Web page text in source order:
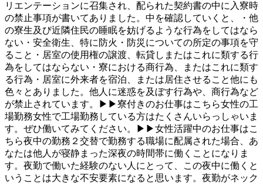
リエンテーションに召集され、配られた契約書の中に入寮時
の禁止事項が書いてありました。中を確認していくと、・他
の寮生及び近隣住民の睡眠を妨げるような行為をしてはなら
ない・安全衛生、特に防火・防災についての所定の事項を守
ること・居室の使用権の譲渡、転貸しまたはこれに類する行
為をしてはならない・寮における商行為、またはこれに類す
る行為・居室に外来者を宿泊、または居住させること他にも
色々とありました。他人に迷惑を及ぼす行為や、商行為など
が禁止されています。▶▶寮付きのお仕事はこちら女性の工
場勤務女性で工場勤務している方はたくさんいらっしゃいま
す。ぜひ働いてみてください。▶▶女性活躍中のお仕事はこ
ちら夜中の勤務２交替で勤務する職場に配属された場合、あ
なたは他人が寝静まった深夜の時間帯に働くことになりま
す。夜勤で働いた経験のない人にとって、この夜中に働くと
いうことは大きな不安要素になると思います。夜勤がネック